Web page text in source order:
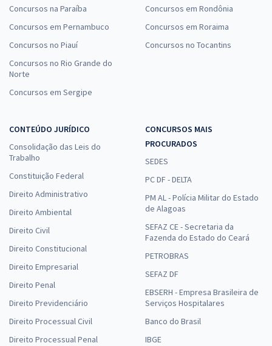
Concursos na Paraíba
Concursos em Pernambuco
Concursos no Piauí
Concursos no Rio Grande do
Norte
Concursos em Sergipe
Concursos em Rondônia
Concursos em Roraima
Concursos no Tocantins
CONTEÚDO JURÍDICO
Consolidação das Leis do
Trabalho
Constituição Federal
Direito Administrativo
Direito Ambiental
Direito Civil
Direito Constitucional
Direito Empresarial
Direito Penal
Direito Previdenciário
Direito Processual Civil
Direito Processual Penal
CONCURSOS MAIS
PROCURADOS
SEDES
PC DF - DELTA
PM AL - Polícia Militar do Estado
de Alagoas
SEFAZ CE - Secretaria da
Fazenda do Estado do Ceará
PETROBRAS
SEFAZ DF
EBSERH - Empresa Brasileira de
Serviços Hospitalares
Banco do Brasil
IBGE